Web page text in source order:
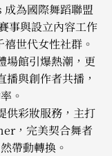
為國際舞蹈聯盟
事與設立內容工作
世代女性社群。
場館引爆熱潮，更
與創作者共播，
。
供彩妝服務，主打
，完美契合舞者
帶動轉換。